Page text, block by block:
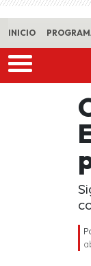
INICIO